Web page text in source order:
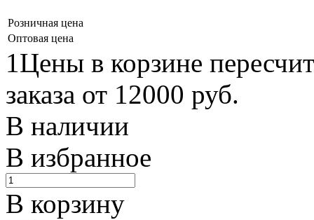
Розничная цена
Оптовая цена
1Цены в корзине
заказа от 12000 руб.
В наличии
В избранное
В корзину